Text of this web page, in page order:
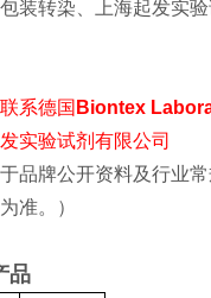
装转染、上海起发实验
联系德国 Biontex
发实验试剂有限公司
于品牌公开资料及行业
准。）
品